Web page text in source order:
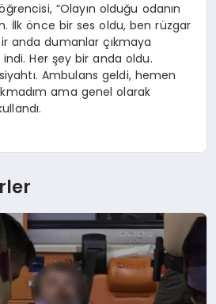
“Olayın olduğu odanın
İlk önce bir ses oldu, ben rüzgar
anda dumanlar çıkmaya
indi. Her şey bir anda oldu.
Ambulans geldi, hemen
ama genel olarak